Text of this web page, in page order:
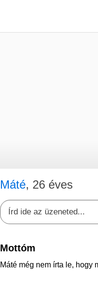
Máté, 26 éves
Mottóm
Máté még nem írta le, hogy